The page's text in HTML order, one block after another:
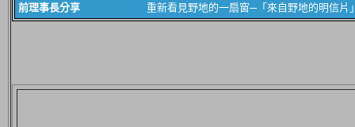
前理事長分享 重新看見野地的一扇窗─「來自野地的明信片